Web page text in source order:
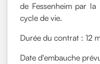
de Fessenheim par
cycle de vie.
Durée du contrat : 12
Date d'embauche